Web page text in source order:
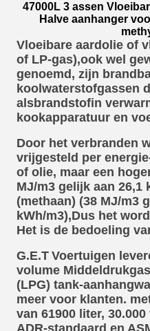
47000L 3 assen
Halve aanhanger
Vloeibare aardolie of
of LP-gas),ook wel
genoemd, zijn
koolwaterstofgassen
alsbrandstofin
kookapparatuur en
Door het verbranden
vrijgesteld per
of olie, maar een
MJ/m3 gelijk aan 26,1
(methaan) (38 MJ/m3
kWh/m3),Dus het
Het is de bedoeling
G.E.T Voertuigen
volume Middeldrukgas
(LPG) tank-
meer voor klanten.
van 61900 liter,
ADR-standaard en